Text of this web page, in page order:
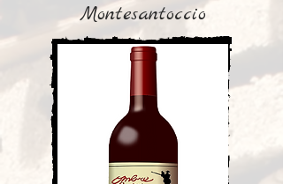
Montesantoccio